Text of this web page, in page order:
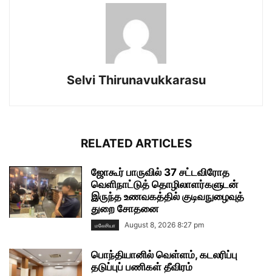
Selvi Thirunavukkarasu
RELATED ARTICLES
ஜோகூர் பாருவில் 37 சட்டவிரோத
வெளிநாட்டுத் தொழிலாளர்களுடன்
இருந்த உணவகத்தில் குடிவநுழைவுத்
துறை சோதனை
மலேசியா August 8, 2026 8:27 pm
பொந்தியானில் வெள்ளம், கடலரிப்பு
தடுப்புப் பணிகள் தீவிரம்